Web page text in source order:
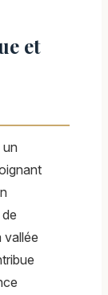
et
vallée